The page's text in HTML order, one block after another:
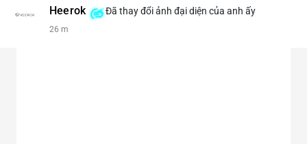
Heerok Đã thay đổi ảnh đại diện của anh ấy
26 m